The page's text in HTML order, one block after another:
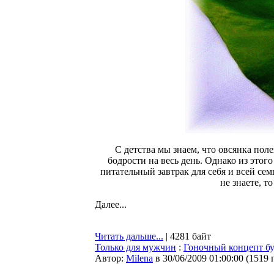
С детства мы знаем, что овсянка
бодрости на весь день. Однако из
питательный завтрак для себя и всей
не знаете,
Далее...
Читать дальше... | 4281 байт
Только для мужчин : Гоночный концепт
Автор: Milena в 30/06/2009 01:00:00 (1519